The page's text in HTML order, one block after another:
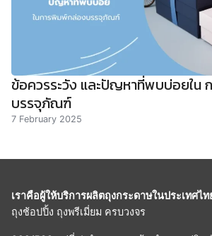
ข้อควรระวัง และปัญหาที่พบบ่อยใน
บรรจุภัณฑ์
7 February 2025
เราคือผู้ให้บริการผลิตถุงกระดาษในประเทศไท
ถุงช้อปปิ้ง ถุงพรีเมี่ยม ครบวงจร